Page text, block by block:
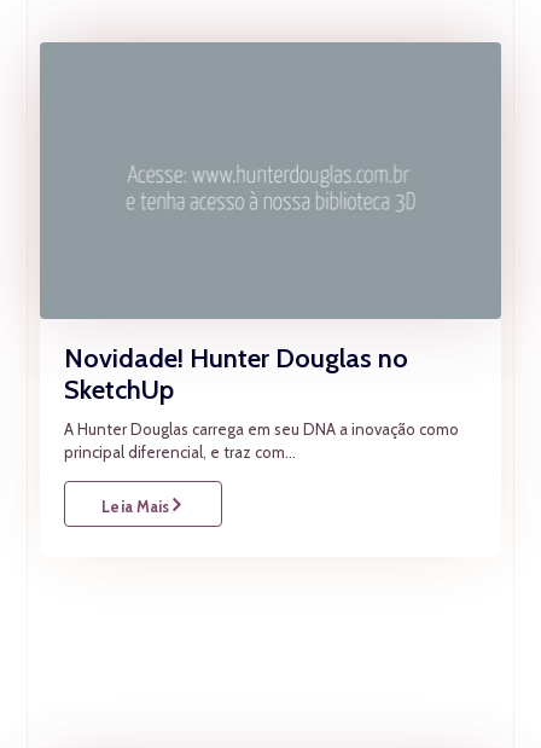
Novidade! Hunter Douglas no
SketchUp
A Hunter Douglas carrega em seu DNA a inovação como
principal diferencial, e traz com...
Leia Mais